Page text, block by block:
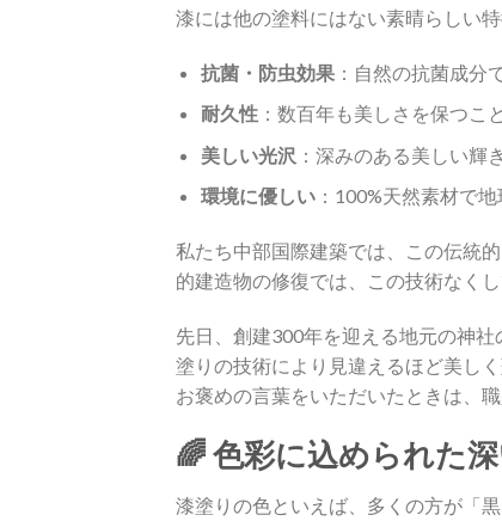
漆には他の塗料にはない素晴らしい特
抗菌・防虫効果：自然の抗菌成分
耐久性：数百年も美しさを保つこ
美しい光沢 ：深みのある美しい輝
環境に優しい：100%天然素材で
私たち中部国際建築では、この伝統
的建造物の修復では、この技術なくし
先日、創建300年を迎える地元の神
塗りの技術により見違えるほど美し
お褒めの言葉をいただいたときは、
🌈 色彩に込められた
漆塗りの色といえば、多くの方が「